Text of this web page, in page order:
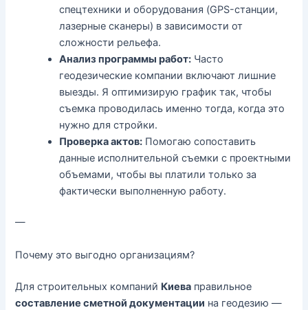
спецтехники и оборудования (GPS-станции,
лазерные сканеры) в зависимости от
сложности рельефа.
Анализ программы работ: Часто
геодезические компании включают лишние
выезды. Я оптимизирую график так, чтобы
съемка проводилась именно тогда, когда это
нужно для стройки.
Проверка актов: Помогаю сопоставить
данные исполнительной съемки с проектными
объемами, чтобы вы платили только за
фактически выполненную работу.
—
Почему это выгодно организациям?
Для строительных компаний Киева правильное
составление сметной документации на геодезию —